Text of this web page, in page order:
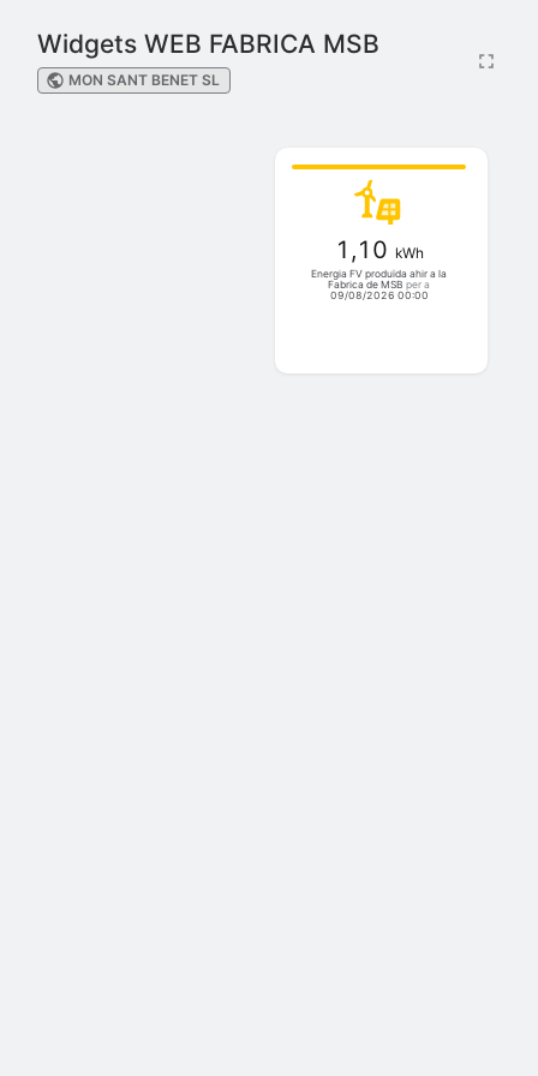
Widgets WEB FABRICA MSB
MON SANT BENET SL
1,10 kWh
Energia FV produïda ahir a la
Fabrica de MSB per a
09/08/2026 00:00